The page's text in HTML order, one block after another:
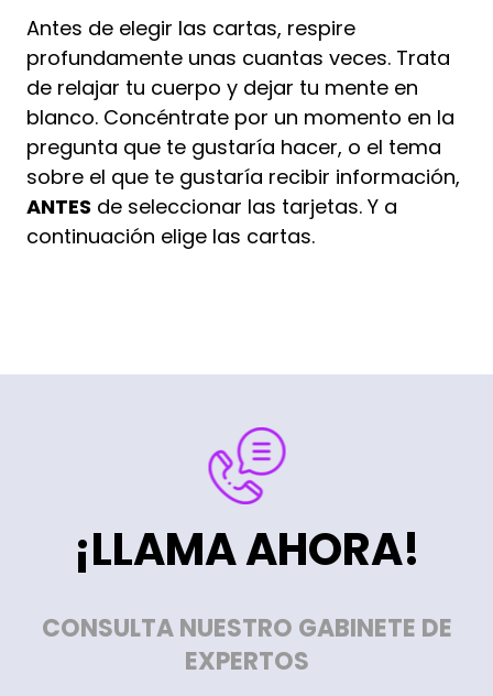
Antes de elegir las cartas, respire
profundamente unas cuantas veces. Trata
de relajar tu cuerpo y dejar tu mente en
blanco. Concéntrate por un momento en la
pregunta que te gustaría hacer, o el tema
sobre el que te gustaría recibir información,
ANTES de seleccionar las tarjetas. Y a
continuación elige las cartas.
¡LLAMA AHORA!
CONSULTA NUESTRO GABINETE DE
EXPERTOS